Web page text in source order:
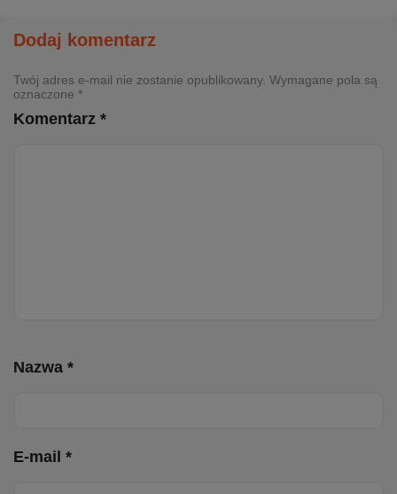
Dodaj komentarz
Twój adres e-mail nie zostanie opublikowany. Wymagane pola są
oznaczone *
Komentarz *
Nazwa *
E-mail *